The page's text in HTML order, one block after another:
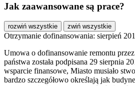
Jak zaawansowane są prace?
rozwiń wszystkie zwiń wszystkie
Otrzymanie dofinansowania: sierpień
Umowa o dofinansowanie remontu
państwa została podpisana 29 sierpnia
wsparcie finansowe, Miasto musiało
bardzo szczegółowo określają jak